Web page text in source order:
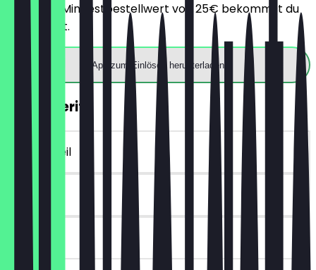
Ab einem Mindestbestellwert von 25€ bekommst du
10€ Rabatt.
App zum Einlösen herunterladen
2für1 Aperitif
~9 € Vorteil
vor Ort